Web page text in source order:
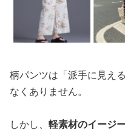
柄パンツは「派手に見え
なくありません。
しかし、 軽素材のイージ